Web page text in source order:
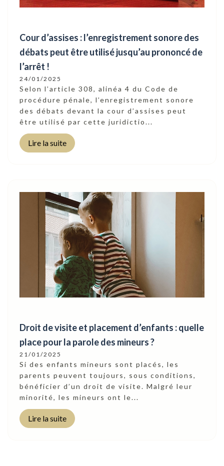
Cour d’assises : l’enregistrement sonore des
débats peut être utilisé jusqu’au prononcé de
l’arrêt !
24/01/2025
Selon l’article 308, alinéa 4 du Code de
procédure pénale, l’enregistrement sonore
des débats devant la cour d’assises peut
être utilisé par cette juridictio...
Lire la suite
Droit de visite et placement d’enfants : quelle
place pour la parole des mineurs ?
21/01/2025
Si des enfants mineurs sont placés, les
parents peuvent toujours, sous conditions,
bénéficier d’un droit de visite. Malgré leur
minorité, les mineurs ont le...
Lire la suite